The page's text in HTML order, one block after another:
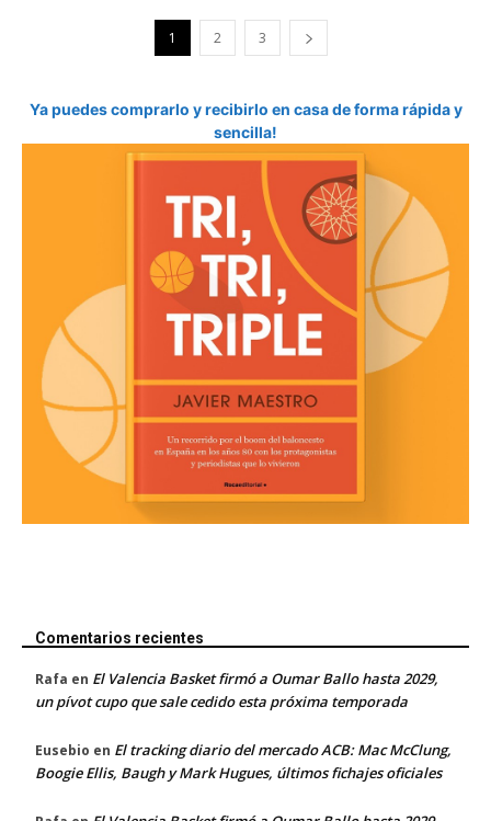
1 2 3
Ya puedes comprarlo y recibirlo en casa de forma rápida y
sencilla!
Comentarios recientes
Rafa en El Valencia Basket firmó a Oumar Ballo hasta 2029,
un pívot cupo que sale cedido esta próxima temporada
Eusebio en El tracking diario del mercado ACB: Mac McClung,
Boogie Ellis, Baugh y Mark Hugues, últimos fichajes oficiales